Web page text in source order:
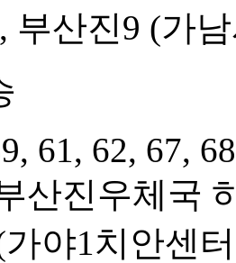
부산진9 (가
61, 62, 67,
산진우체국
가야1치안센